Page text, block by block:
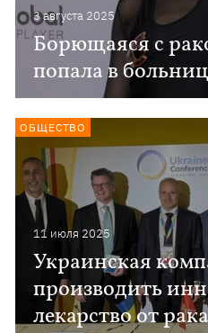
3 августа 2025
Борющаяся с
попала в
11 июля 2025
Украинская
производить
лекарство от
ОБЩЕСТВО